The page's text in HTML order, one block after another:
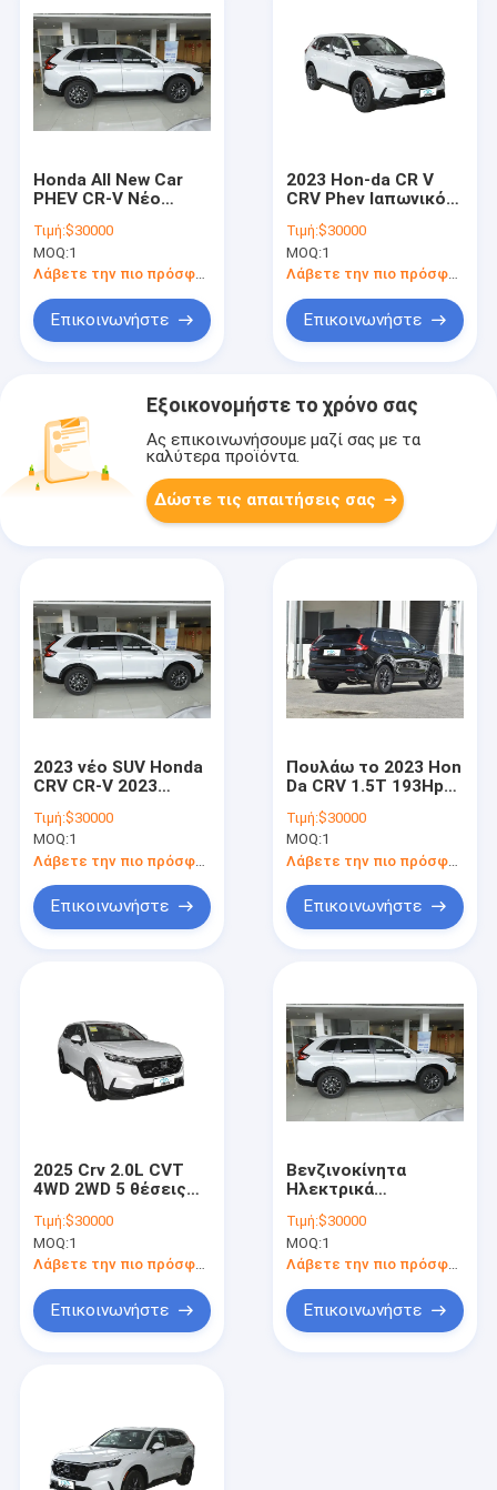
Βίντεο
Honda All New Car
PHEV CR-V Νέο
αυτοκίνητο CR-V
PHEV Υβριδικό
αυτοκίνητο
Τιμή:$30000
MOQ:1
Λάβετε την πιο πρόσφατη τιμή
Επικοινωνήστε
2023 Hon-da CR V
CRV Phev Ιαπωνικό
θέσεων
Χρησιμοποιείται για
το υβριδικό
Τιμή:$30000
MOQ:1
Λάβετε την πιο πρόσφατη τιμή
Επικοινωνήστε
Εξοικονομήστε το χρόνο σας
Ας επικοινωνήσουμε μαζί σας με τα
καλύτερα προϊόντα.
Δώστε τις απαιτήσεις σας
2023 νέο SUV Honda
CRV CR-V 2023
αυτοκίνητο 1.5T
193Ps 5 7 θέσεων
0km CRV νέο
αυτοκίνητο σε
απόθεμα
Τιμή:$30000
MOQ:1
Λάβετε την πιο πρόσφατη τιμή
Επικοινωνήστε
Πουλάω το 2023 Hon
Da CRV 1.5T 193Hp
AWD SUV
Βενζινοκίνητο
αυτοκίνητο Honda
CRVs Νέο
αυτοκίνητο σε
αποθέματα
Τιμή:$30000
MOQ:1
Επικοινωνήστε
2025 Crv 2.0L CVT
4WD 2WD 5 θέσεις
αυτοκίνητο Crv Για
ενήλικες
Τιμή:$30000
MOQ:1
Λάβετε την πιο πρόσφατη τιμή
Επικοινωνήστε
Βενζινοκίνητα
Ηλεκτρικά
Οχήμα HONDA CRV
SUV AWD 240 TURBO
CVT Τέσσερις
HONDA CR-V
Υβριδικό σε
Τιμή:$30000
MOQ:1
Λάβετε την πιο πρόσφατη τιμή
Επικοινωνήστε